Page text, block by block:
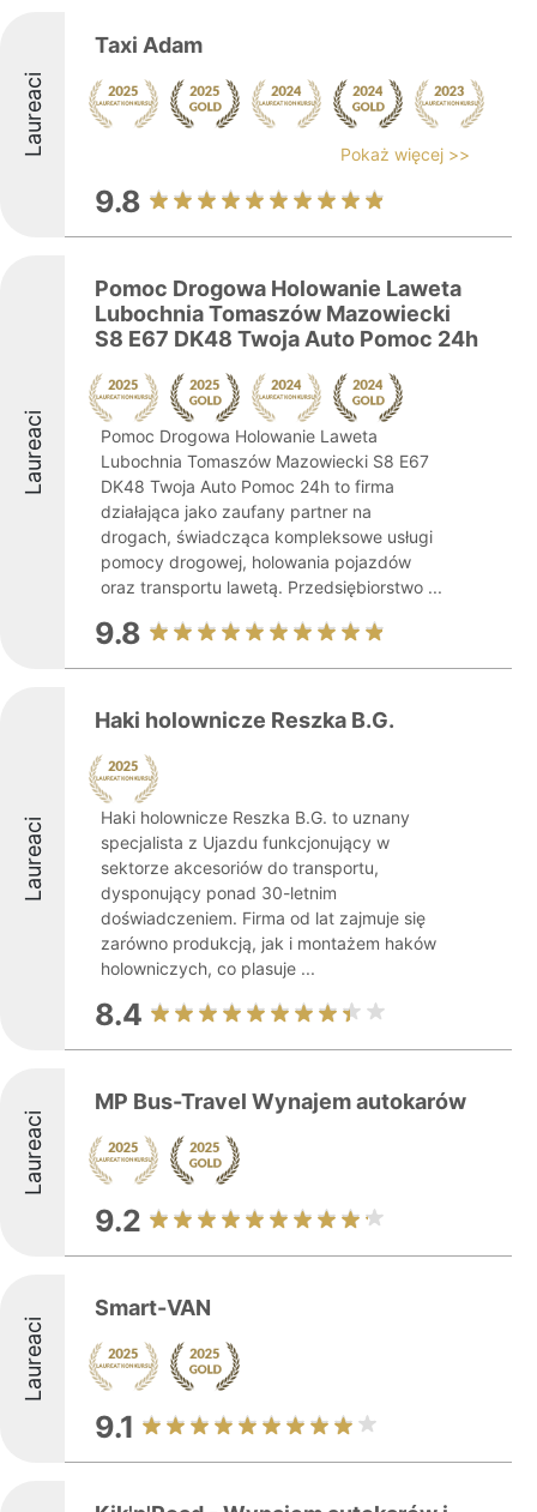
Laureaci
Taxi Adam
Pokaż więcej >>
9.8
Laureaci
Pomoc Drogowa Holowanie Laweta
Lubochnia Tomaszów Mazowiecki
S8 E67 DK48 Twoja Auto Pomoc 24h
Pomoc Drogowa Holowanie Laweta
Lubochnia Tomaszów Mazowiecki S8 E67
DK48 Twoja Auto Pomoc 24h to firma
działająca jako zaufany partner na
drogach, świadcząca kompleksowe usługi
pomocy drogowej, holowania pojazdów
oraz transportu lawetą. Przedsiębiorstwo ...
9.8
Laureaci
Haki holownicze Reszka B.G.
Haki holownicze Reszka B.G. to uznany
specjalista z Ujazdu funkcjonujący w
sektorze akcesoriów do transportu,
dysponujący ponad 30-letnim
doświadczeniem. Firma od lat zajmuje się
zarówno produkcją, jak i montażem haków
holowniczych, co plasuje ...
8.4
Laureaci
MP Bus-Travel Wynajem autokarów
9.2
Laureaci
Smart-VAN
9.1